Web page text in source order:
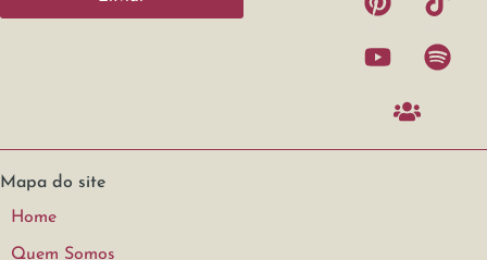
Mapa do site
Home
Quem Somos